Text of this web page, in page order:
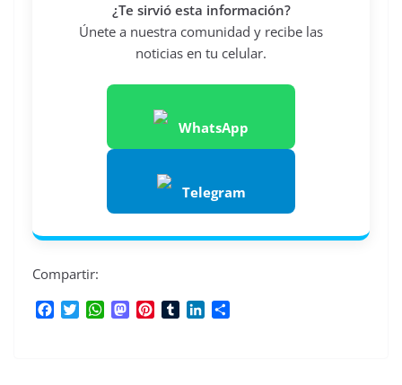
¿Te sirvió esta información?
Únete a nuestra comunidad y recibe las
noticias en tu celular.
WhatsApp
Telegram
Compartir:
W
M